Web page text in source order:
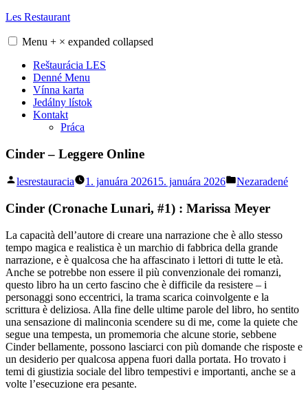
Skip
content
Les Restaurant
Menu + × expanded collapsed
Reštaurácia LES
Denné Menu
Vínna karta
Jedálny lístok
Kontakt
Práca
Cinder – Leggere Online
Posted
lesrestauracia 1. januára 202615. januára 2026
Posted
Nezaradené
Cinder (Cronache Lunari, #1) : Marissa Meyer
La capacità dell’autore di creare una narrazione che è allo stesso
tempo magica e realistica è un marchio di fabbrica della grande
narrazione, e è qualcosa che ha affascinato i lettori di tutte le età.
Anche se potrebbe non essere il più convenzionale dei romanzi,
questo libro ha un certo fascino che è difficile da resistere – i
personaggi sono eccentrici, la trama scarica coinvolgente e la
scrittura è deliziosa. Alla fine delle ultime parole del libro, ho sentito
una sensazione di malinconia scendere su di me, come la quiete che
segue una tempesta, un promemoria che alcune storie, sebbene
Cinder bellamente, possono lasciarci con più domande che risposte e
un desiderio per qualcosa appena fuori dalla portata. Ho trovato i
temi di giustizia sociale del libro tempestivi e importanti, anche se a
volte l’esecuzione era pesante.